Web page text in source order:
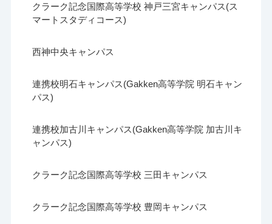
クラーク記念国際高等学校 神戸三宮キャンパス(ス
マートスタディコース)
西神中央キャンパス
連携校明石キャンパス(Gakken高等学院 明石キャン
パス)
連携校加古川キャンパス(Gakken高等学院 加古川キ
ャンパス)
クラーク記念国際高等学校 三田キャンパス
クラーク記念国際高等学校 豊岡キャンパス